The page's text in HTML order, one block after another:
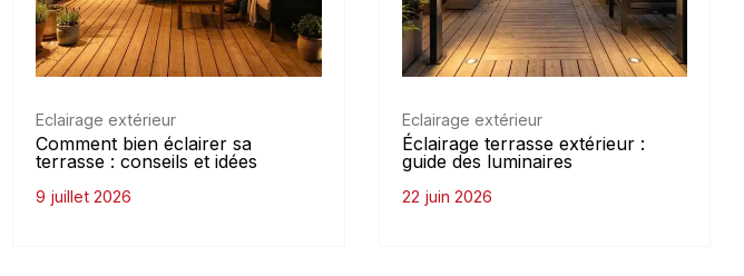
Eclairage extérieur
Comment bien éclairer sa
terrasse : conseils et idées
9 juillet 2026
Eclairage extérieur
Éclairage terrasse extérieur :
guide des luminaires
22 juin 2026